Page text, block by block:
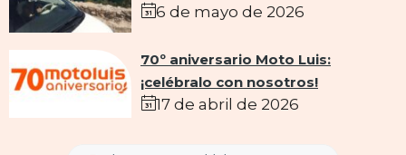
6 de mayo de 2026
70º aniversario Moto Luis:
¡celébralo con nosotros!
17 de abril de 2026